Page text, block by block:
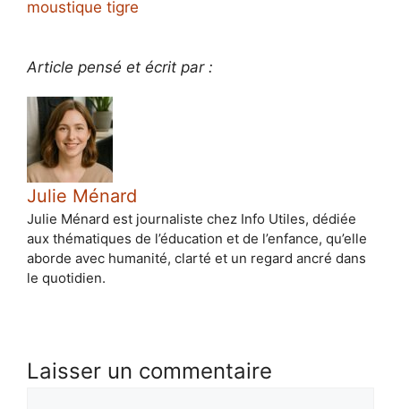
moustique tigre
Article pensé et écrit par :
Julie Ménard
Julie Ménard est journaliste chez Info Utiles, dédiée
aux thématiques de l’éducation et de l’enfance, qu’elle
aborde avec humanité, clarté et un regard ancré dans
le quotidien.
Laisser un commentaire